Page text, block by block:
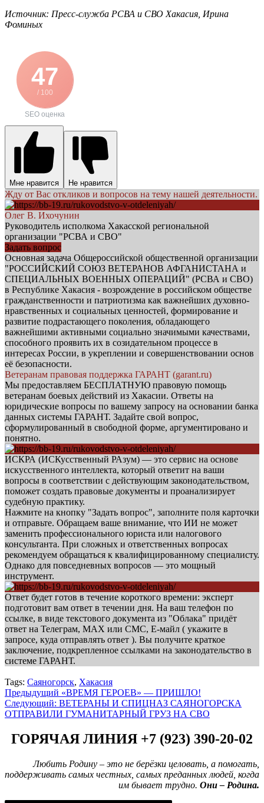
Источник: Пресс-служба РСВА и СВО Хакасия, Ирина
Фоминых
47
/ 100
SEO оценка
Мне нравится Не нравится
Жду от Вас откликов и вопросов на тему нашей деятельности.
Олег В. Ихочунин
Руководитель исполкома Хакасской региональной
организации "РСВА и СВО"
Задать вопрос
Основная задача Общероссийской общественной организации
"РОССИЙСКИЙ СОЮЗ ВЕТЕРАНОВ АФГАНИСТАНА и
СПЕЦИАЛЬНЫХ ВОЕННЫХ ОПЕРАЦИЙ" (РСВА и СВО)
в Республике Хакасия - возрождение в российском обществе
гражданственности и патриотизма как важнейших духовно-
нравственных и социальных ценностей, формирование и
развитие подрастающего поколения, обладающего
важнейшими активными социально значимыми качествами,
способного проявить их в созидательном процессе в
интересах России, в укреплении и совершенствовании основ
её безопасности.
Ветеранам правовая поддержка ГАРАНТ (garant.ru)
Мы предоставляем БЕСПЛАТНУЮ правовую помощь
ветеранам боевых действий из Хакасии. Ответы на
юридические вопросы по вашему запросу на основании банка
данных системы ГАРАНТ. Задайте свой вопрос,
сформулированный в свободной форме, аргументировано и
понятно.
ИСКРА (ИСКусственный РАзум) — это сервис на основе
искусственного интеллекта, который ответит на ваши
вопросы в соответствии с действующим законодательством,
поможет создать правовые документы и проанализирует
судебную практику.
Нажмите на кнопку "Задать вопрос", заполните поля карточки
и отправьте. Обращаем ваше внимание, что ИИ не может
заменить профессионального юриста или налогового
консультанта. При сложных и ответственных вопросах
рекомендуем обращаться к квалифицированному специалисту.
Однако для повседневных вопросов — это мощный
инструмент.
Ответ будет готов в течение короткого времени: эксперт
подготовит вам ответ в течении дня. На ваш телефон по
ссылке, в виде текстового документа из "Облака" придёт
ответ на Телеграм, МАХ или СМС, Е-майл ( укажите в
запросе, куда отправлять ответ ). Вы получите краткое
заключение, подкрепленное ссылками на законодательство в
системе ГАРАНТ.
Tags: Саяногорск, Хакасия
Навигация
записи
Предыдущий «ВРЕМЯ ГЕРОЕВ» — ПРИШЛО!
Следующий: ВЕТЕРАНЫ И СПИЦНАЗ САЯНОГОРСКА
ОТПРАВИЛИ ГУМАНИТАРНЫЙ ГРУЗ НА СВО
ГОРЯЧАЯ ЛИНИЯ +7 (923) 390-20-02
Любить Родину – это не берёзки целовать, а помогать,
поддерживать самых честных, самых преданных людей, когда
им бывает трудно. Они – Родина.